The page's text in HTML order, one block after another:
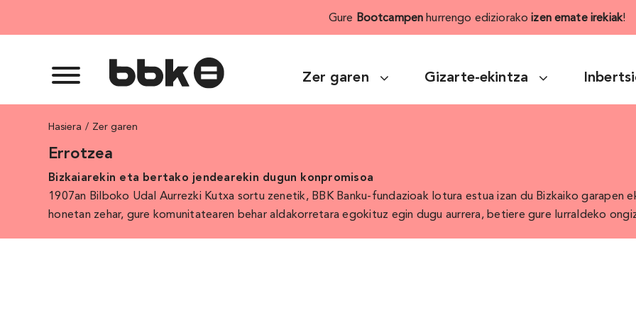
Gure Bootcampen hurrengo ediziorakoizen emate irekiak!
Zer garen Gizarte-ekintza
Hasiera Zer garen
Errotzea
Bizkaiarekin eta bertako jendearekin dugun konpromisoa
1907an Bilboko Udal Aurrezki Kutxa sortu zenetik, BBK Banku-fundazioak lotura estua izan du Bizkaiko garapen
honetan zehar, gure komunitatearen behar aldakorretara egokituz egin dugu aurrera, betiere gure lurraldeko